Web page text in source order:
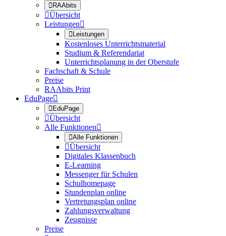
RAAbits
Übersicht
Leistungen
Leistungen
Kostenloses Unterrichtsmaterial
Studium & Referendariat
Unterrichtsplanung in der Oberstufe
Fachschaft & Schule
Preise
RAAbits Print
EduPage
EduPage
Übersicht
Alle Funktionen
Alle Funktionen
Übersicht
Digitales Klassenbuch
E-Learning
Messenger für Schulen
Schulhomepage
Stundenplan online
Vertretungsplan online
Zahlungsverwaltung
Zeugnisse
Preise